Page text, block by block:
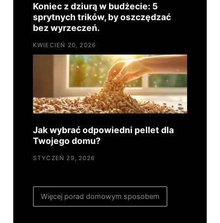
Koniec z dziurą w budżecie: 5
sprytnych trików, by oszczędzać
bez wyrzeczeń.
KWIECIEŃ 20, 2026
Jak wybrać odpowiedni pellet dla
Twojego domu?
STYCZEŃ 29, 2026
Więcej porad domowym sposobem